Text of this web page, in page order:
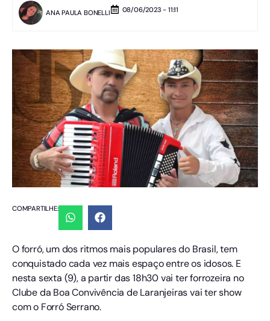
ANA PAULA BONELLI 08/06/2023 - 11:11
COMPARTILHE:
O forró, um dos ritmos mais populares do Brasil, tem
conquistado cada vez mais espaço entre os idosos. E
nesta sexta (9), a partir das 18h30 vai ter forrozeira no
Clube da Boa Convivência de Laranjeiras vai ter show
com o Forró Serrano.